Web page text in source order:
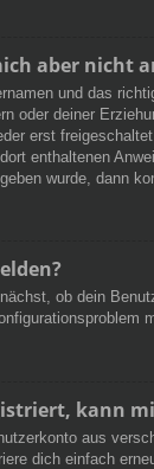
aber nicht
und das
oder deiner
erst
enthaltenen
wurde, dann
ob dein
kann
aus
dich einfach